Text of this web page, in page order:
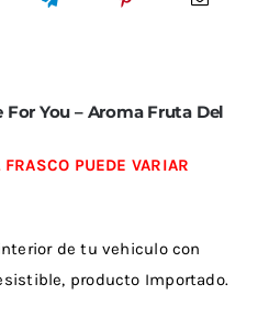
You – Aroma Fruta Del
PUEDE VARIAR
de tu vehiculo con
producto Importado.